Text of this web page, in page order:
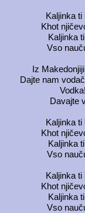
Kaljinka
Khot
Kaljinka
Vso
Iz
Dajte nam
Davajte
Kaljinka
Khot
Kaljinka
Vso
Kaljinka
Khot
Kaljinka
Vso